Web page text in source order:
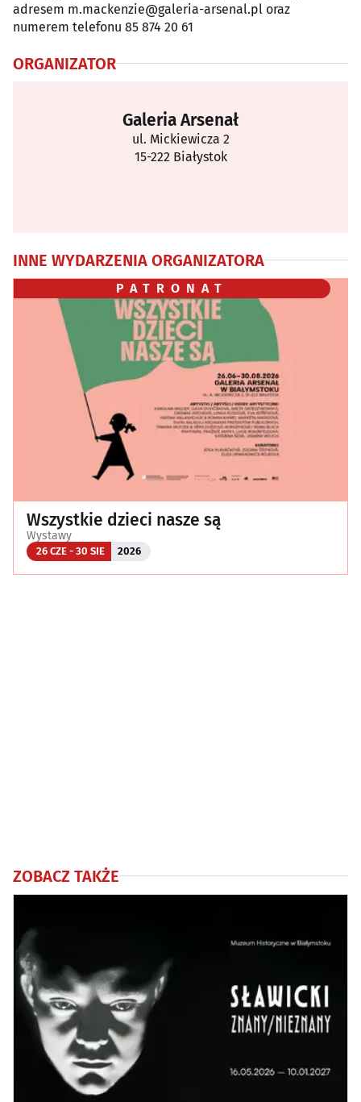
adresem m.mackenzie@galeria-arsenal.pl oraz
numerem telefonu 85 874 20 61
ORGANIZATOR
Galeria Arsenał
ul. Mickiewicza 2
15-222 Białystok
INNE WYDARZENIA ORGANIZATORA
PATRONAT
Wszystkie dzieci nasze są
Wystawy
26 CZE - 30 SIE 2026
ZOBACZ TAKŻE